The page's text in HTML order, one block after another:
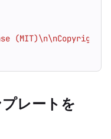
レートを